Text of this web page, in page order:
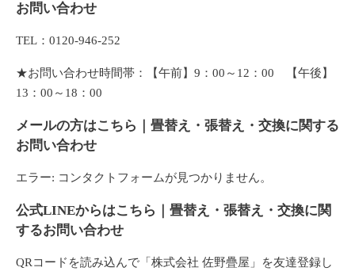
お問い合わせ
TEL：0120-946-252
★お問い合わせ時間帯：【午前】9：00～12：00 【午後】
13：00～18：00
メールの方はこちら｜畳替え・張替え・交換に関する
お問い合わせ
エラー: コンタクトフォームが見つかりません。
公式LINEからはこちら｜畳替え・張替え・交換に関
するお問い合わせ
QRコードを読み込んで「株式会社 佐野疊屋」を友達登録し